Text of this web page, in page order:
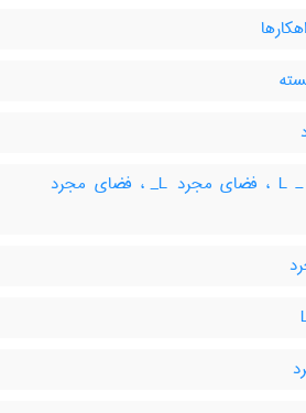
فضای مجرد ـ L‌ ، فضای مجرد L‌_ ، فضای مجرد